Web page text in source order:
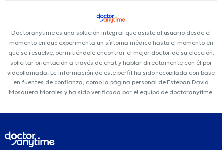
Doctoranytime es una solución integral que asiste al usuario desde el
momento en que experimenta un síntoma médico hasta el momento en
que se resuelve, permitiéndole encontrar el mejor doctor de su elección,
solicitar orientación a través de chat y hablar directamente con él por
videollamada. La información de este perfil ha sido recopilada con base
en fuentes de confianza, como la página personal de Esteban David
Mosquera Morales y ha sido verificada por el equipo de doctoranytime.